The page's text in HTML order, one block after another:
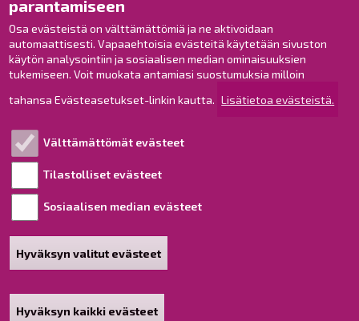
parantamiseen
Osa evästeistä on välttämättömiä ja ne aktivoidaan
automaattisesti. Vapaaehtoisia evästeitä käytetään sivuston
käytön analysointiin ja sosiaalisen median ominaisuuksien
tukemiseen. Voit muokata antamiasi suostumuksia milloin
tahansa Evästeasetukset-linkin kautta. Lisätietoa evästeistä.
Välttämättömät evästeet
Tilastolliset evästeet
Sosiaalisen median evästeet
Hyväksyn valitut evästeet
Hyväksyn kaikki evästeet
Poista hyväksyntä
Raahe Instagramissa
Raahe LinkedInissä
Raahe YouTubessa
Esityslistat ja pöytäkirjat
Viranhaltijapäätökset
Saavutettavuusseloste
Sivukartta